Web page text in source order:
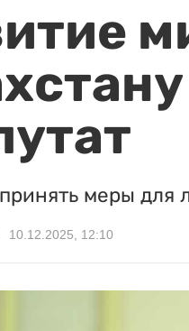
меры для
10.12.2025, 12:10